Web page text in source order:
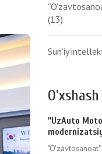
(13)
Sun'iy
"UzAuto